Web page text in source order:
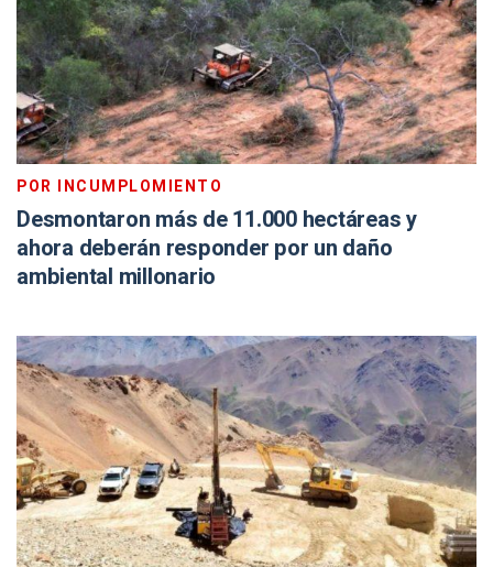
POR INCUMPLOMIENTO
Desmontaron más de 11.000 hectáreas y
ahora deberán responder por un daño
ambiental millonario